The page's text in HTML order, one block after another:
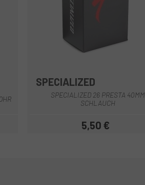
SPECIALIZED
SPECIALIZED 26 PRESTA 40MM
SCHLAUCH
Preis
5,50 €